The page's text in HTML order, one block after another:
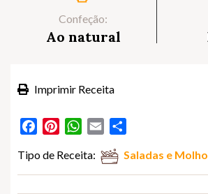
Confeção:
Ao natural
Imprimir Receita
FacebookPinterestWhatsApp
Email
Tipo de Receita: Saladas e